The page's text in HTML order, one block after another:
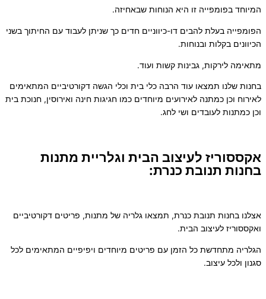
המיוחד בפומפייה זו היא הנוחות שבאחיזה.
הפומפייה בעלת להבים דו-כיווניים חדים כך שניתן לעבוד עם החיתוך בשני
הכיוונים בקלות ובנוחות.
מתאימה לירקות, גבינות קשות ועוד.
בחנות שלנו תמצאו עוד הרבה כלי בית וכלי הגשה דקורטיביים המתאימים
לאירוח וכן כמתנה לאירועים מיוחדים כמו חגיגות חינה ואירוסין, חנוכת בית
וכן כמתנות לעובדים ושי לחג.
אקססוריז לעיצוב הבית וגלריית מתנות
בחנות תנובת כנרת:
אצלנו בחנות תנובת כנרת, תמצאו גלריה של מתנות, פריטים דקורטיביים
ואקססוריז לעיצוב הבית.
הגלריה מתחדשת כל הזמן עם פריטים מיוחדים ויפיפיים המתאימים לכל
סגנון ולכל עיצוב.